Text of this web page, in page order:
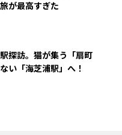
が最高すぎた
探訪。猫が集う「扇町
い「海芝浦駅」へ！